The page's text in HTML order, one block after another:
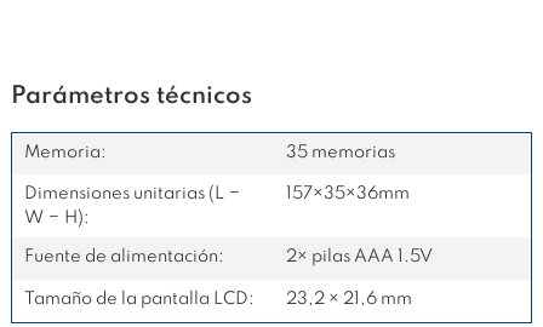
Parámetros técnicos
Memoria: 35 memorias
Dimensiones unitarias (L −
W − H):
157×35×36mm
Fuente de alimentación: 2× pilas AAA 1.5V
Tamaño de la pantalla LCD: 23,2 × 21,6 mm